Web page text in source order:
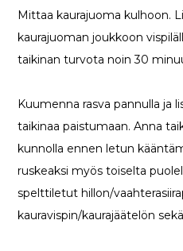
Mittaa kaurajuoma kulhoon.
kaurajuoman joukkoon
taikinan turvota noin 30
Kuumenna rasva pannulla ja
taikinaa paistumaan. Anna
kunnolla ennen letun
ruskeaksi myös toiselta
spelttiletut hillon/
kauravispin/kaurajäätelön